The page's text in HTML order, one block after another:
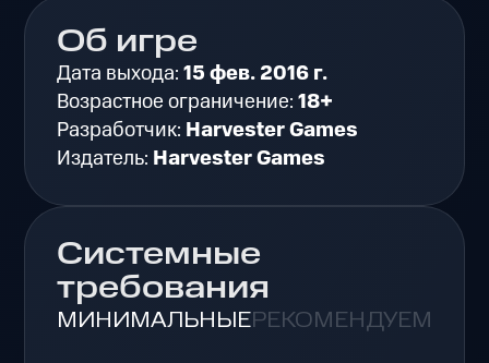
Об игре
Дата выхода:15 фев. 2016 г.
Возрастное ограничение:18+
Разработчик: Harvester Games
Издатель: Harvester Games
Системные
требования
МИНИМАЛЬНЫЕРЕКОМЕНДУЕМЫЕ